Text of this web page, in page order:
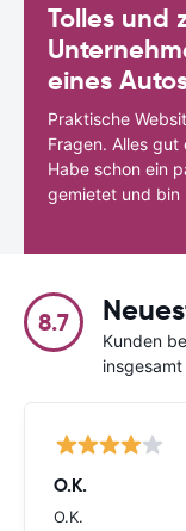
Tolles und
eines
Praktische
Fragen. Alles gut
Habe schon ein
gemietet und bin
8.7
Kunden
O.K.
O.K.